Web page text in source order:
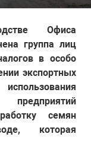
Офиса
группа лиц
в особо
экспортных
предприятий
семян
которая